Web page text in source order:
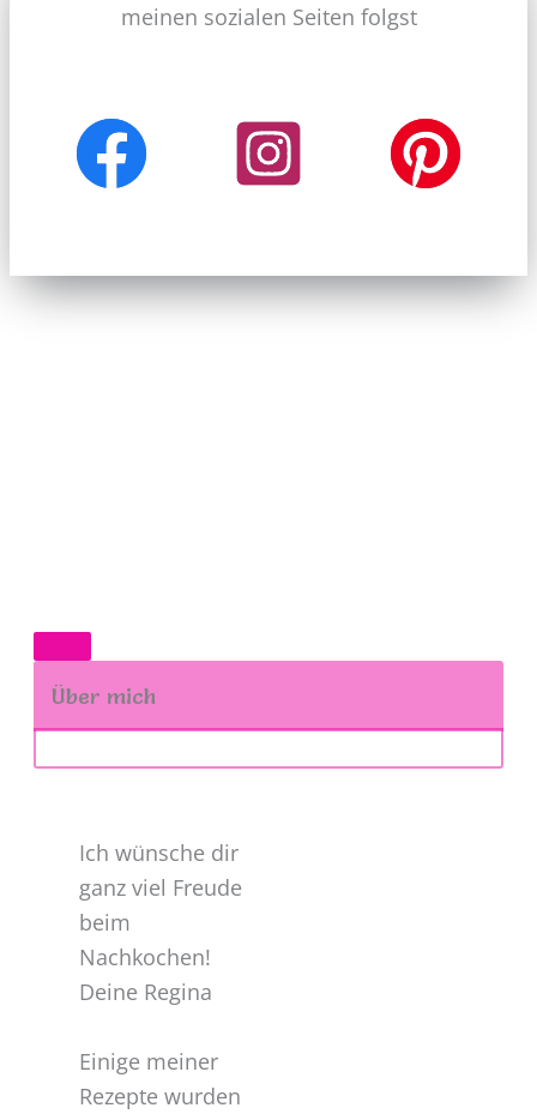
meinen sozialen Seiten folgst
Über mich
Einige meiner
Rezepte wurden
Ich wünsche dir
ganz viel Freude
beim
Nachkochen!
Deine Regina